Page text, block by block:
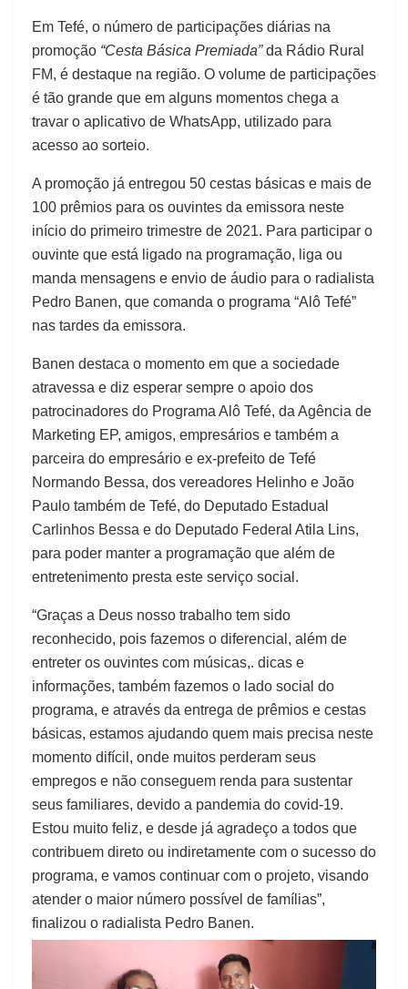
Em Tefé, o número de participações diárias na
promoção “Cesta Básica Premiada”da Rádio Rural
FM, é destaque na região. O volume de participações
é tão grande que em alguns momentos chega a
travar o aplicativo de WhatsApp, utilizado para
acesso ao sorteio.
A promoção já entregou 50 cestas básicas e mais de
100 prêmios para os ouvintes da emissora neste
início do primeiro trimestre de 2021. Para participar o
ouvinte que está ligado na programação, liga ou
manda mensagens e envio de áudio para o radialista
Pedro Banen, que comanda o programa “Alô Tefé”
nas tardes da emissora.
Banen destaca o momento em que a sociedade
atravessa e diz esperar sempre o apoio dos
patrocinadores do Programa Alô Tefé, da Agência de
Marketing EP, amigos, empresários e também a
parceira do empresário e ex-prefeito de Tefé
Normando Bessa, dos vereadores Helinho e João
Paulo também de Tefé, do Deputado Estadual
Carlinhos Bessa e do Deputado Federal Atila Lins,
para poder manter a programação que além de
entretenimento presta este serviço social.
“Graças a Deus nosso trabalho tem sido
reconhecido, pois fazemos o diferencial, além de
entreter os ouvintes com músicas,. dicas e
informações, também fazemos o lado social do
programa, e através da entrega de prêmios e cestas
básicas, estamos ajudando quem mais precisa neste
momento difícil, onde muitos perderam seus
empregos e não conseguem renda para sustentar
seus familiares, devido a pandemia do covid-19.
Estou muito feliz, e desde já agradeço a todos que
contribuem direto ou indiretamente com o sucesso do
programa, e vamos continuar com o projeto, visando
atender o maior número possível de famílias”,
finalizou o radialista Pedro Banen.